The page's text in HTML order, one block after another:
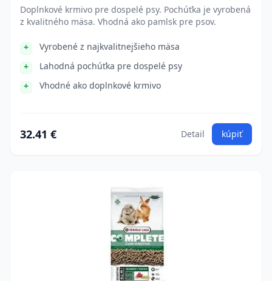
Doplnkové krmivo pre dospelé psy. Pochúťka je vyrobená
z kvalitného mäsa. Vhodná ako pamlsk pre psov.
Vyrobené z najkvalitnejšieho mäsa
Lahodná pochúťka pre dospelé psy
Vhodné ako doplnkové krmivo
32.41 € Detail kúpiť